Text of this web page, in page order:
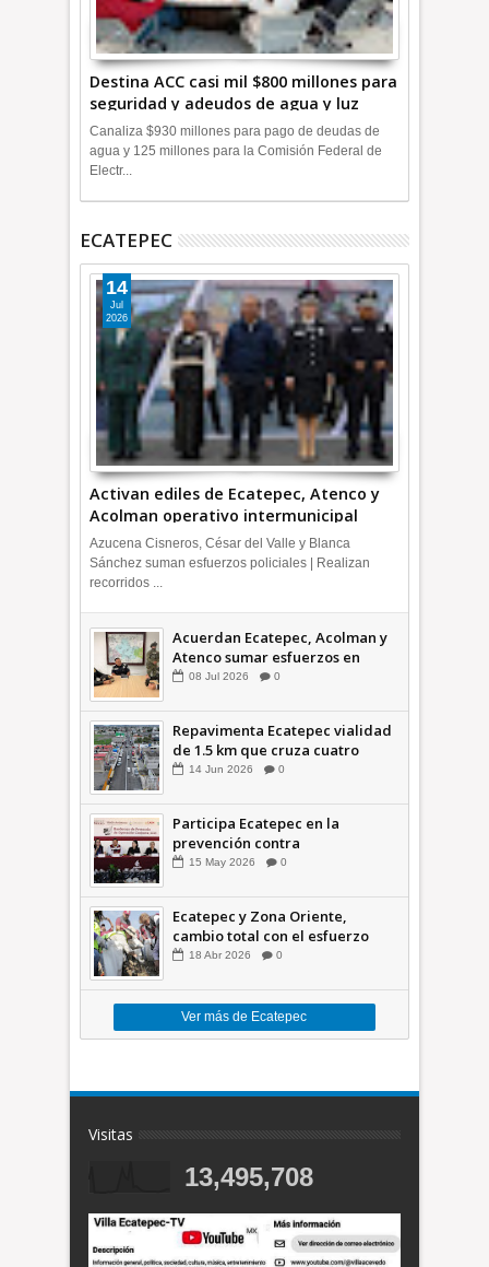
Destina ACC casi mil $800 millones para
seguridad y adeudos de agua y luz
+Video
Canaliza $930 millones para pago de deudas de
agua y 125 millones para la Comisión Federal de
Electr...
ECATEPEC
Activan ediles de Ecatepec, Atenco y
Acolman operativo intermunicipal
14
Jul
2026
Azucena Cisneros, César del Valle y Blanca
Sánchez suman esfuerzos policiales | Realizan
recorridos ...
Acuerdan Ecatepec, Acolman y
Atenco sumar esfuerzos en
seguridad
08 Jul 2026 0
Repavimenta Ecatepec vialidad
de 1.5 km que cruza cuatro
comunidades +Video
14 Jun 2026 0
Participa Ecatepec en la
prevención contra
inundaciones en el Valle de
15 May 2026 0
Ecatepec y Zona Oriente,
cambio total con el esfuerzo
conjunto: Azucena; retiran 21
18 Abr 2026 0
Ver más de Ecatepec
Visitas
13,495,708